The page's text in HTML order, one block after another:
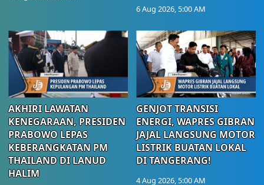
6 Aug 2026, 5:00 AM
AKHIRI LAWATAN
KENEGARAAN, PRESIDEN
PRABOWO LEPAS
KEBERANGKATAN PM
THAILAND DI LANUD
HALIM
GENJOT TRANSISI
ENERGI, WAPRES GIBRAN
JAJAL LANGSUNG MOTOR
LISTRIK BUATAN LOKAL
DI TANGERANG!
4 Aug 2026, 5:00 AM